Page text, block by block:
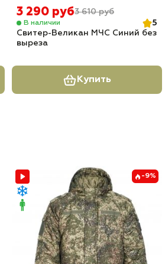
3 290 руб3 610 руб
В наличии
5
Свитер-Великан МЧС Синий без
выреза
Купить
-9%